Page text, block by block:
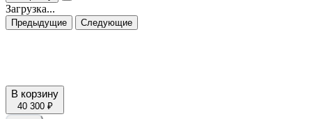
Загрузка...
Предыдущие Следующие
В корзину
40 300 ₽